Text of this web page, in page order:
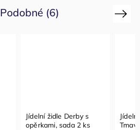
Podobné (6)
Jídelní židle Derby s
opěrkami, sada 2 ks
Next